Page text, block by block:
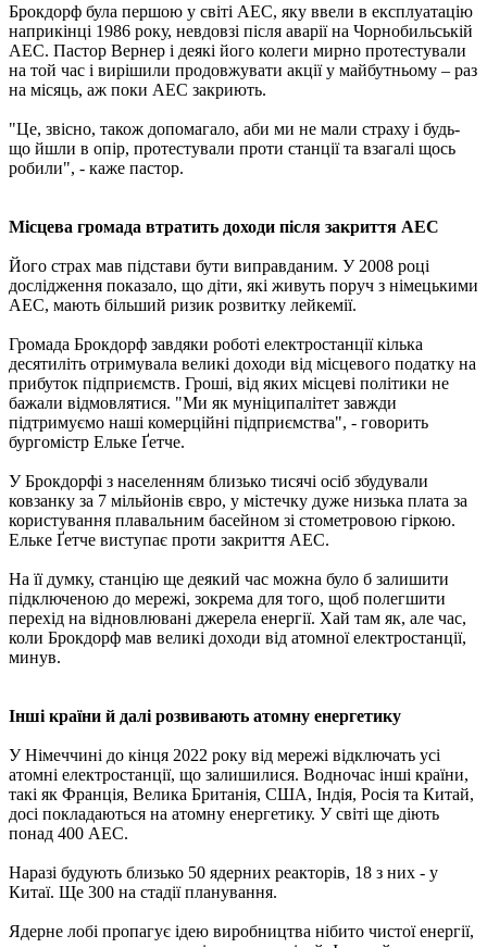
Брокдорф була першою у світі АЕС, яку ввели в експлуатацію
наприкінці 1986 року, невдовзі після аварії на Чорнобильській
АЕС. Пастор Вернер і деякі його колеги мирно протестували
на той час і вирішили продовжувати акції у майбутньому – раз
на місяць, аж поки АЕС закриють.
"Це, звісно, також допомагало, аби ми не мали страху і будь-
що йшли в опір, протестували проти станції та взагалі щось
робили", - каже пастор.
Місцева громада втратить доходи після закриття АЕС
Його страх мав підстави бути виправданим. У 2008 році
дослідження показало, що діти, які живуть поруч з німецькими
АЕС, мають більший ризик розвитку лейкемії.
Громада Брокдорф завдяки роботі електростанції кілька
десятиліть отримувала великі доходи від місцевого податку на
прибуток підприємств. Гроші, від яких місцеві політики не
бажали відмовлятися. "Ми як муніципалітет завжди
підтримуємо наші комерційні підприємства", - говорить
бургомістр Ельке Ґетче.
У Брокдорфі з населенням близько тисячі осіб збудували
ковзанку за 7 мільйонів євро, у містечку дуже низька плата за
користування плавальним басейном зі стометровою гіркою.
Ельке Ґетче виступає проти закриття АЕС.
На її думку, станцію ще деякий час можна було б залишити
підключеною до мережі, зокрема для того, щоб полегшити
перехід на відновлювані джерела енергії. Хай там як, але час,
коли Брокдорф мав великі доходи від атомної електростанції,
минув.
Інші країни й далі розвивають атомну енергетику
У Німеччині до кінця 2022 року від мережі відключать усі
атомні електростанції, що залишилися. Водночас інші країни,
такі як Франція, Велика Британія, США, Індія, Росія та Китай,
досі покладаються на атомну енергетику. У світі ще діють
понад 400 АЕС.
Наразі будують близько 50 ядерних реакторів, 18 з них - у
Китаї. Ще 300 на стадії планування.
Ядерне лобі пропагує ідею виробництва нібито чистої енергії,